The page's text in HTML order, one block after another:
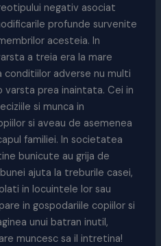
negativ asociat
profunde survenite
acesteia. In
a treia era la mare
adverse nu multi
varsta prea inaintata. Cei in
si munca in
si aveau de asemenea
familiei. In societatea
bunicute au grija de
ajuta la treburile casei,
in locuintele lor sau
in gospodariile copiilor si
unui batran inutil,
muncesc sa il intretina!